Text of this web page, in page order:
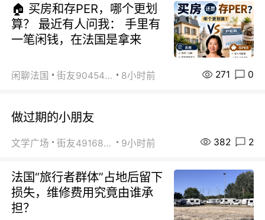
🏠 买房和存PER，哪个更划
算？ 最近有人问我： 手里有
一笔闲钱，在法国是拿来
闲聊法国 街友90454511 8小时前 271 0
做过期的小朋友
文学广场 街友49168527 9小时前 382 2
法国“旅行者群体”占地后留下
损失，维修费用究竟由谁承
担？